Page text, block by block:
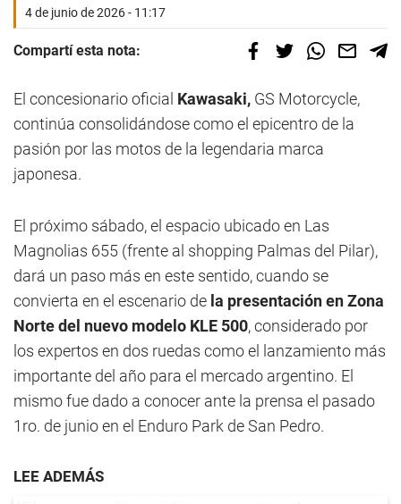
4 de junio de 2026 - 11:17
Compartí esta nota:
El concesionario oficial Kawasaki, GS Motorcycle,
continúa consolidándose como el epicentro de la
pasión por las motos de la legendaria marca
japonesa.
El próximo sábado, el espacio ubicado en Las
Magnolias 655 (frente al shopping Palmas del Pilar),
dará un paso más en este sentido, cuando se
convierta en el escenario de la presentación en Zona
Norte del nuevo modelo KLE 500, considerado por
los expertos en dos ruedas como el lanzamiento más
importante del año para el mercado argentino. El
mismo fue dado a conocer ante la prensa el pasado
1ro. de junio en el Enduro Park de San Pedro.
LEE ADEMÁS